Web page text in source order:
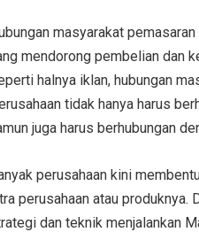
masyarakat
mendorong pembelian dan
halnya iklan, hubungan
tidak hanya harus
juga harus berhubungan
perusahaan kini
perusahaan atau produknya.
dan teknik menjalankan